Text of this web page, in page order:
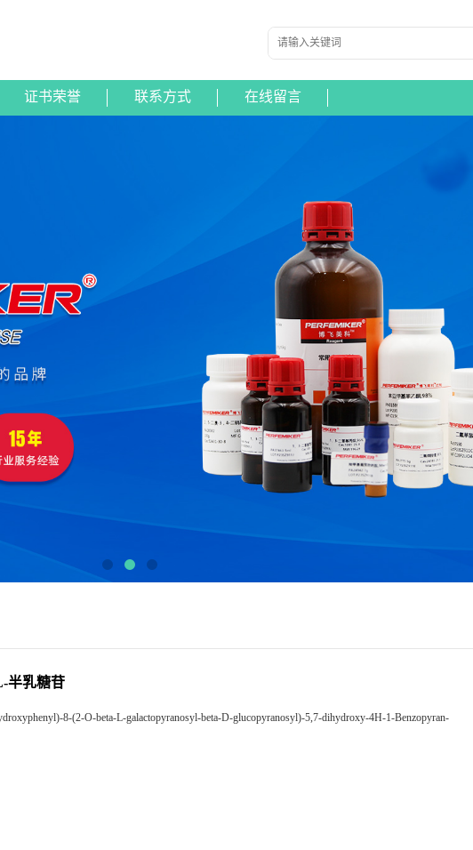
证书荣誉 联系方式 在线留言
半乳糖苷
8-(2-O-beta-L-galactopyranosyl-beta-D-glucopyranosyl)-5,7-dihydroxy-4H-1-Benzopyran-